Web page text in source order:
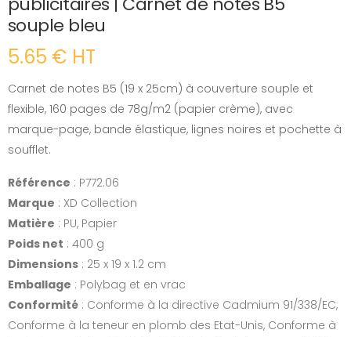
souple bleu
5.65 € HT
Carnet de notes B5 (19 x 25cm) à couverture souple et
flexible, 160 pages de 78g/m2 (papier crème), avec
marque-page, bande élastique, lignes noires et pochette à
soufflet.
Référence : P772.06
Marque : XD Collection
Matière : PU, Papier
Poids net : 400 g
Dimensions : 25 x 19 x 1.2 cm
Emballage : Polybag et en vrac
Conformité : Conforme à la directive Cadmium 91/338/EC,
Conforme à la teneur en plomb des Etat-Unis, Conforme à